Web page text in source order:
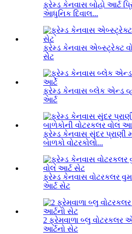
ફ્રેમ્ડ કેનવાસ બોહો આર્ટ
આધુનિક દિવાલ...
ફ્રેમ્ડ કેનવાસ એબ્સ્ટ્રેક્ટ
સેટ
ફ્રેમ્ડ કેનવાસ બ્લેક એન્ડ
આર્ટ
ફ્રેમ્ડ કેનવાસ સુંદર પ્રાણી
બાળકો વોટરકોલો...
ફ્રેમ્ડ કેનવાસ વોટરકલર
આર્ટ સેટ
2 ફ્રેમવાળા બ્લુ વોટરકલર
આર્ટનો સેટ